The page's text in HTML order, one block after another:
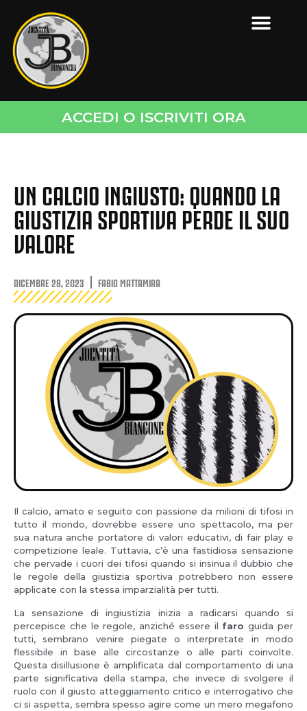
ACCEDI O ISCRIVITI ORA
UN CALCIO INGIUSTO: QUANDO LA
GIUSTIZIA SPORTIVA PERDE IL SUO
VALORE
DICEMBRE 28, 2023 FABIO MATTAMIRA
Il calcio, amato e seguito con passione da milioni di tifosi in
tutto il mondo, dovrebbe essere uno spettacolo, ma per
sua natura anche portatore di valori educativi, di fair play e
competizione leale. Tuttavia, c’è una fastidiosa sensazione
che pervade i cuori dei tifosi quando si insinua il dubbio che
le regole della giustizia sportiva potrebbero non essere
applicate con la stessa imparzialità per tutti.
La sensazione di ingiustizia inizia a radicarsi quando si
percepisce che le regole, anziché essere il faro guida per
tutti, sembrano venire piegate o interpretate in modo
flessibile in base alle circostanze o alle parti coinvolte.
Questa disillusione è amplificata dal comportamento di una
parte significativa della stampa, che invece di svolgere il
ruolo con il giusto atteggiamento critico e interrogativo che
ci si aspetta, sembra spesso agire come un mero megafono